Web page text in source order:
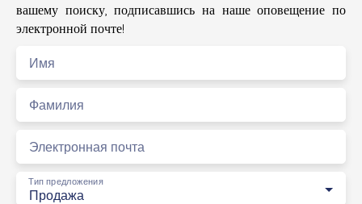
вашему поиску, подписавшись на наше оповещение по
электронной почте!
Имя
Фамилия
Электронная почта
Продажа
Тип предложения